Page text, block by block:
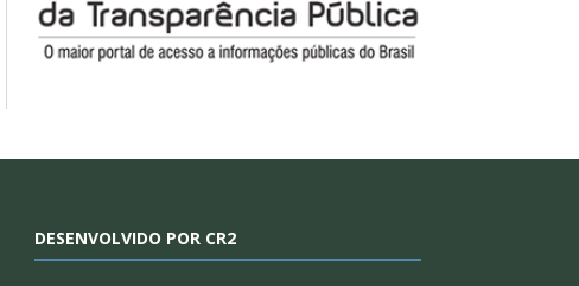
DESENVOLVIDO POR CR2